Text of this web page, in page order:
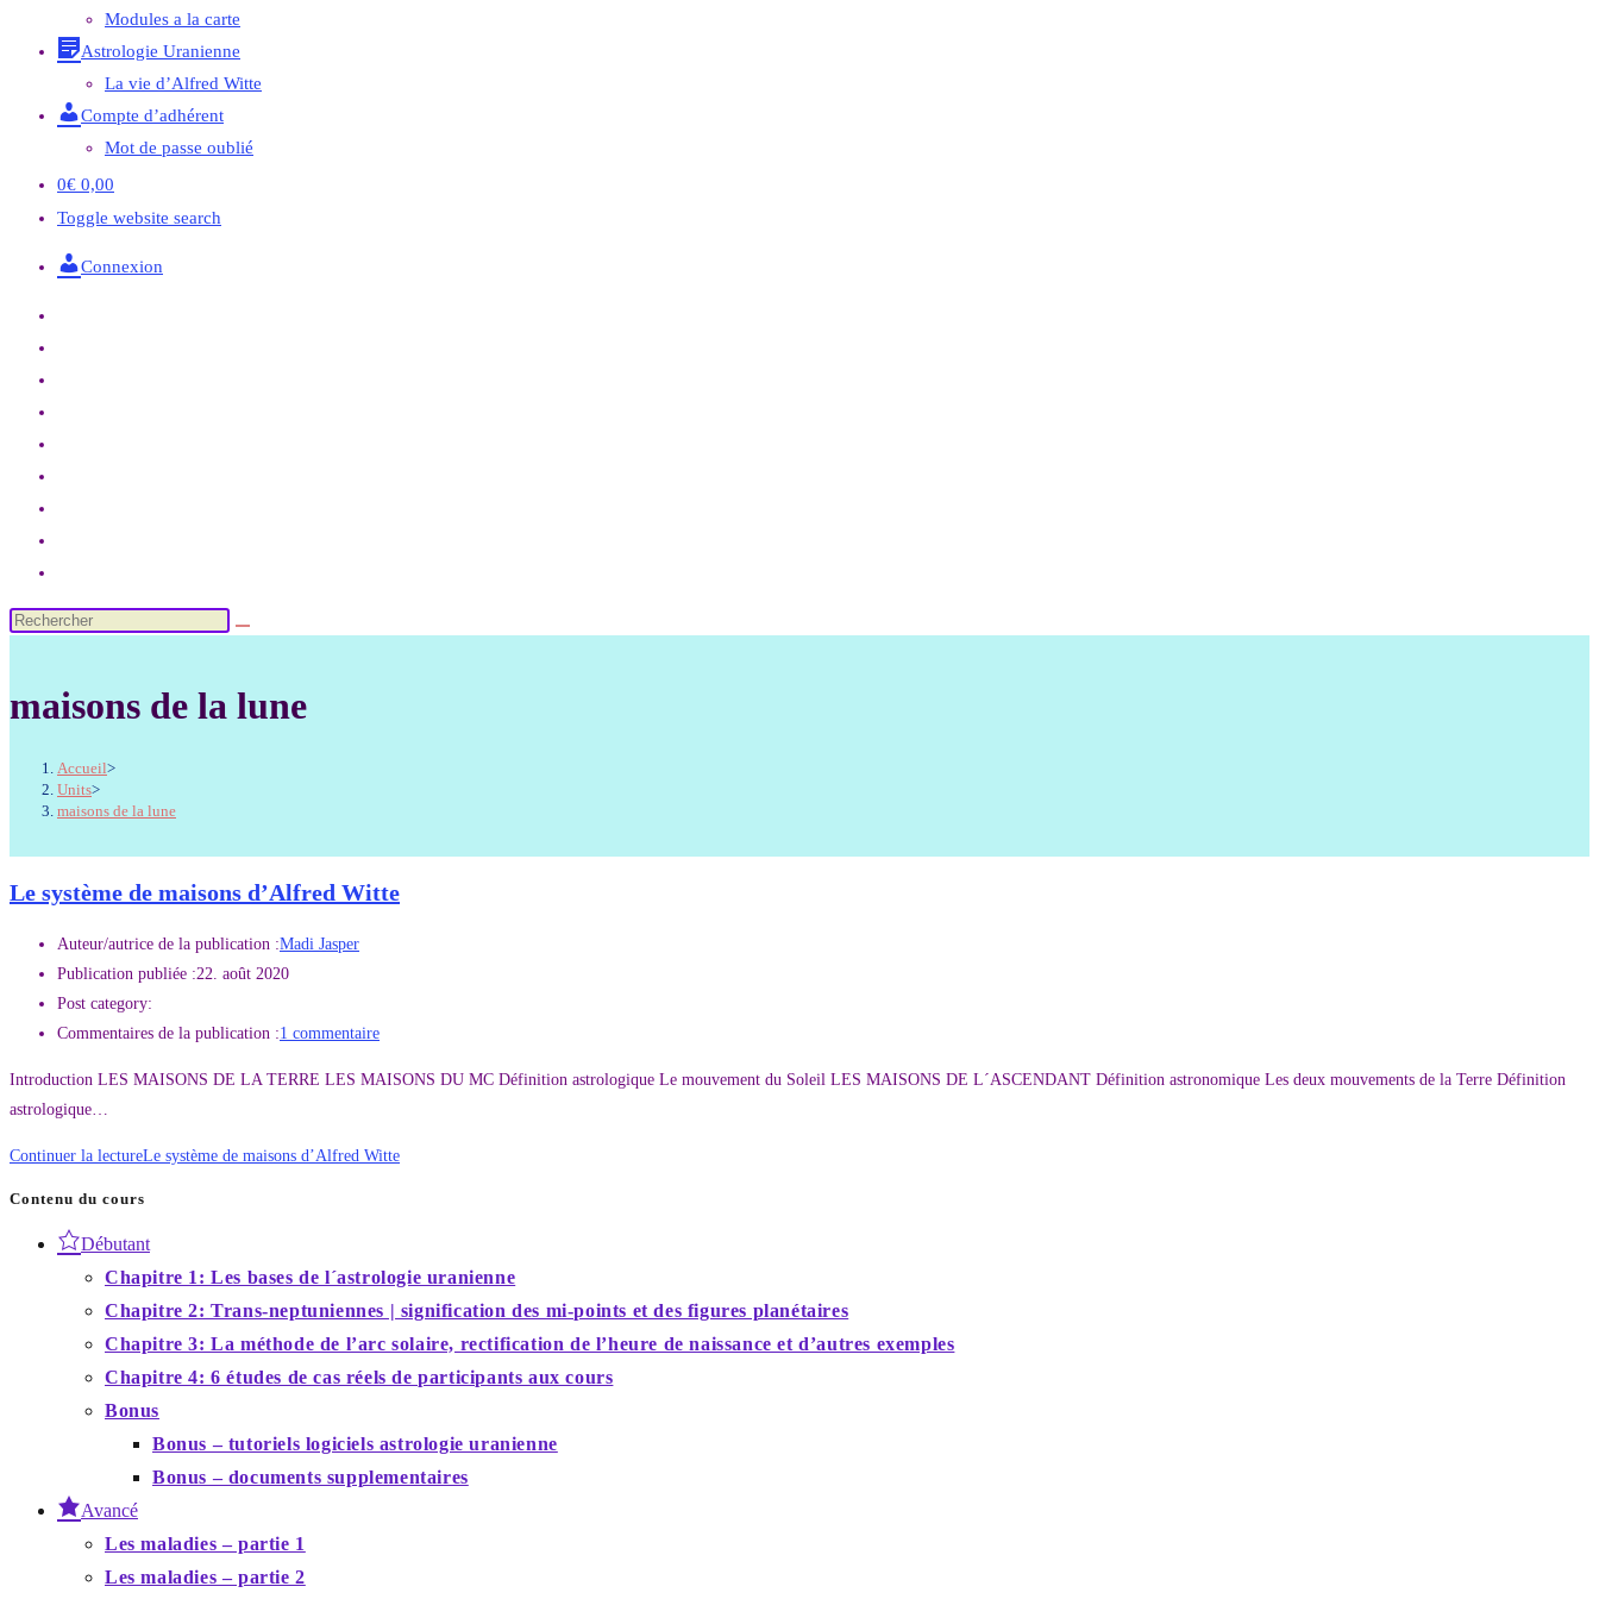
Modules a la carte
Astrologie Uranienne
La vie d’Alfred Witte
Compte d’adhérent
Mot de passe oublié
0€ 0,00
Toggle website search
Connexion
maisons de la lune
Accueil>
Units>
maisons de la lune
Le système de maisons d’Alfred Witte
Auteur/autrice de la publication :Madi Jasper
Publication publiée :22. août 2020
Post category:
Commentaires de la publication :1 commentaire
Introduction LES MAISONS DE LA TERRE LES MAISONS DU MC Définition astrologique Le mouvement du Soleil LES MAISONS DE L´ASCENDANT Définition astronomique Les deux mouvements de la Terre Définition
astrologique…
Continuer la lectureLe système de maisons d’Alfred Witte
Contenu du cours
Débutant
Chapitre 1: Les bases de l´astrologie uranienne
Chapitre 2: Trans-neptuniennes | signification des mi-points et des figures planétaires
Chapitre 3: La méthode de l’arc solaire, rectification de l’heure de naissance et d’autres exemples
Chapitre 4: 6 études de cas réels de participants aux cours
Bonus
Bonus – tutoriels logiciels astrologie uranienne
Bonus – documents supplementaires
Avancé
Les maladies – partie 1
Les maladies – partie 2